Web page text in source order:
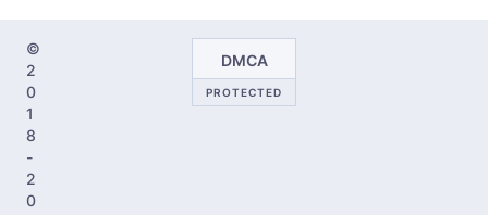
©
2
0
1
8
-
2
0
DMCA
PROTECTED